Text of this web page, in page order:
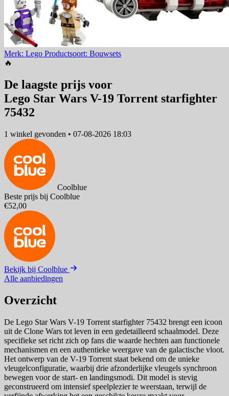
Merk: Lego Productsoort: Bouwsets
🔥
De laagste prijs voor
Lego Star Wars V-19 Torrent starfighter
75432
1 winkel gevonden • 07-08-2026 18:03
Coolblue
Beste prijs bij Coolblue
€52,00
Bekijk bij Coolblue
Alle aanbiedingen
Overzicht
De Lego Star Wars V-19 Torrent starfighter 75432 brengt een icoon
uit de Clone Wars tot leven in een gedetailleerd schaalmodel. Deze
specifieke set richt zich op fans die waarde hechten aan functionele
mechanismen en een authentieke weergave van de galactische vloot.
Het ontwerp van de V-19 Torrent staat bekend om de unieke
vleugelconfiguratie, waarbij drie afzonderlijke vleugels synchroon
bewegen voor de start- en landingsmodi. Dit model is stevig
geconstrueerd om intensief speelplezier te weerstaan, terwijl de